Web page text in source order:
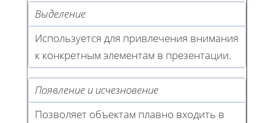
Выделение
Используется для привлечения внимания
к конкретным элементам в презентации.
Появление и исчезновение
Позволяет объектам плавно входить в